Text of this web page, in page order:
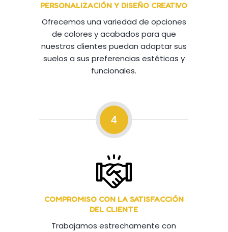
PERSONALIZACIÓN Y DISEÑO CREATIVO
Ofrecemos una variedad de opciones
de colores y acabados para que
nuestros clientes puedan adaptar sus
suelos a sus preferencias estéticas y
funcionales.
4
COMPROMISO CON LA SATISFACCIÓN
DEL CLIENTE
Trabajamos estrechamente con